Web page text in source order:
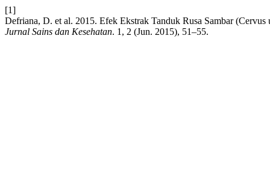
[1]
Defriana, D. et al. 2015. Efek Ekstrak Tanduk Rusa Sambar
Jurnal Sains dan Kesehatan. 1, 2 (Jun. 2015), 51–55.